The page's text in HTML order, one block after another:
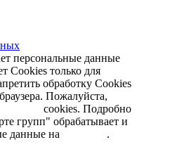
персональные данные
Cookies только для
обработку Cookies
Пожалуйста,
cookies. Подробно
групп" обрабатывает и
данные на
.